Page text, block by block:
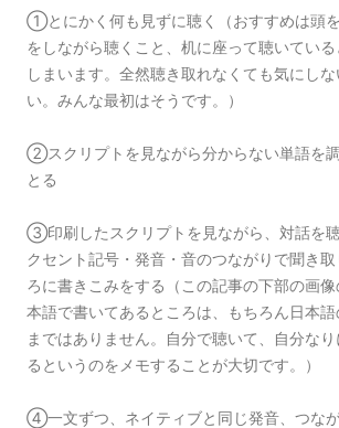
①とにかく何も見ずに聴く（おすすめは頭
をしながら聴くこと、机に座って聴いてい
しまいます。全然聴き取れなくても気にしな
い。みんな最初はそうです。）
②スクリプトを見ながら分からない単語を
とる
③印刷したスクリプトを見ながら、対話を
クセント記号・発音・音のつながりで聞き取
ろに書きこみをする（この記事の下部の画
本語で書いてあるところは、もちろん日本語
まではありません。自分で聴いて、自分なり
るというのをメモすることが大切です。）
④一文ずつ、ネイティブと同じ発音、つな